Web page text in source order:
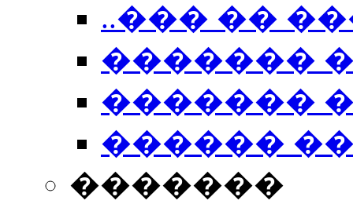
..��� ��
�������
�������
������
�������